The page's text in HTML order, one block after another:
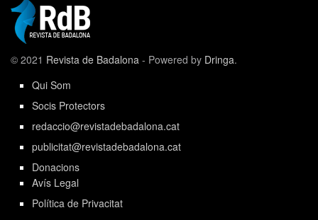
© 2021 Revista de Badalona - Powered by Dringa.
Qui Som
Socis Protectors
redaccio@revistadebadalona.cat
publicitat@revistadebadalona.cat
Donacions
Avís Legal
Política de Privacitat